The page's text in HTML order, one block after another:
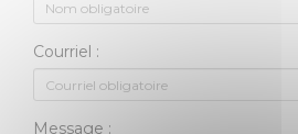
Courriel :
Message :